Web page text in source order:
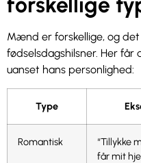
Mænd er forskellige, og
fødselsdagshilsner. Her
uanset hans personlighed:
Type
Romantisk
“Tillykke
får mit